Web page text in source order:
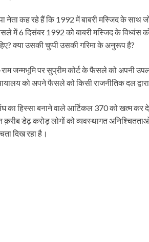
कह रहे हैं कि 1992 में बाबरी मस्जिद के साथ जो
में 6 दिसंबर 1992 को बाबरी मस्जिद के विध्वंस
क्या उसकी चुप्पी उसकी गरिमा के अनुरूप है?
जन्मभूमि पर सुप्रीम कोर्ट के फैसले को अपनी
को अपने फैसले को किसी राजनीतिक दल
का हिस्सा बनाने वाले आर्टिकल 370 को खत्म कर
डेढ़ करोड़ लोगों को व्यवस्थागत
दिख रहा है।